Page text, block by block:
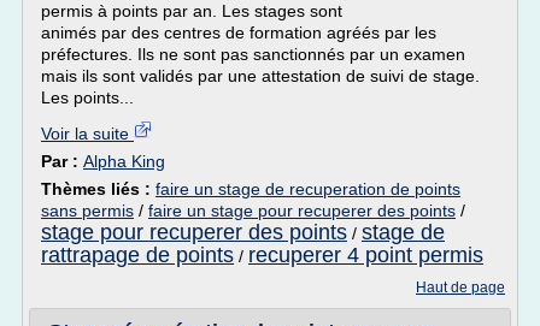
permis à points par an. Les stages sont
animés par des centres de formation agréés par les
préfectures. Ils ne sont pas sanctionnés par un examen
mais ils sont validés par une attestation de suivi de stage.
Les points...
Voir la suite
Par : Alpha King
Thèmes liés : faire un stage de recuperation de points
sans permis / faire un stage pour recuperer des points /
stage pour recuperer des points / stage de
rattrapage de points / recuperer 4 point permis
Haut de page